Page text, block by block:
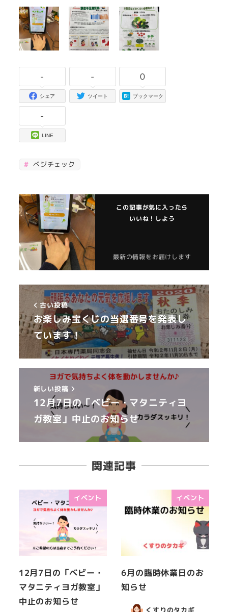
-
シェア
-
ツイート
0
ブックマーク
-
LINE
ベジチェック
この記事が気に入ったら
いいね！しよう
最新の情報をお届けします
古い投稿
お楽しみ宝くじの当選番号を発表し
ています！
新しい投稿
12月7日の「ベビー・マタニティヨ
ガ教室」中止のお知らせ
関連記事
イベント
12月7日の「ベビー・
マタニティヨガ教室」
中止のお知らせ
イベント
6月の臨時休業日のお
知らせ
くすりのタカギ